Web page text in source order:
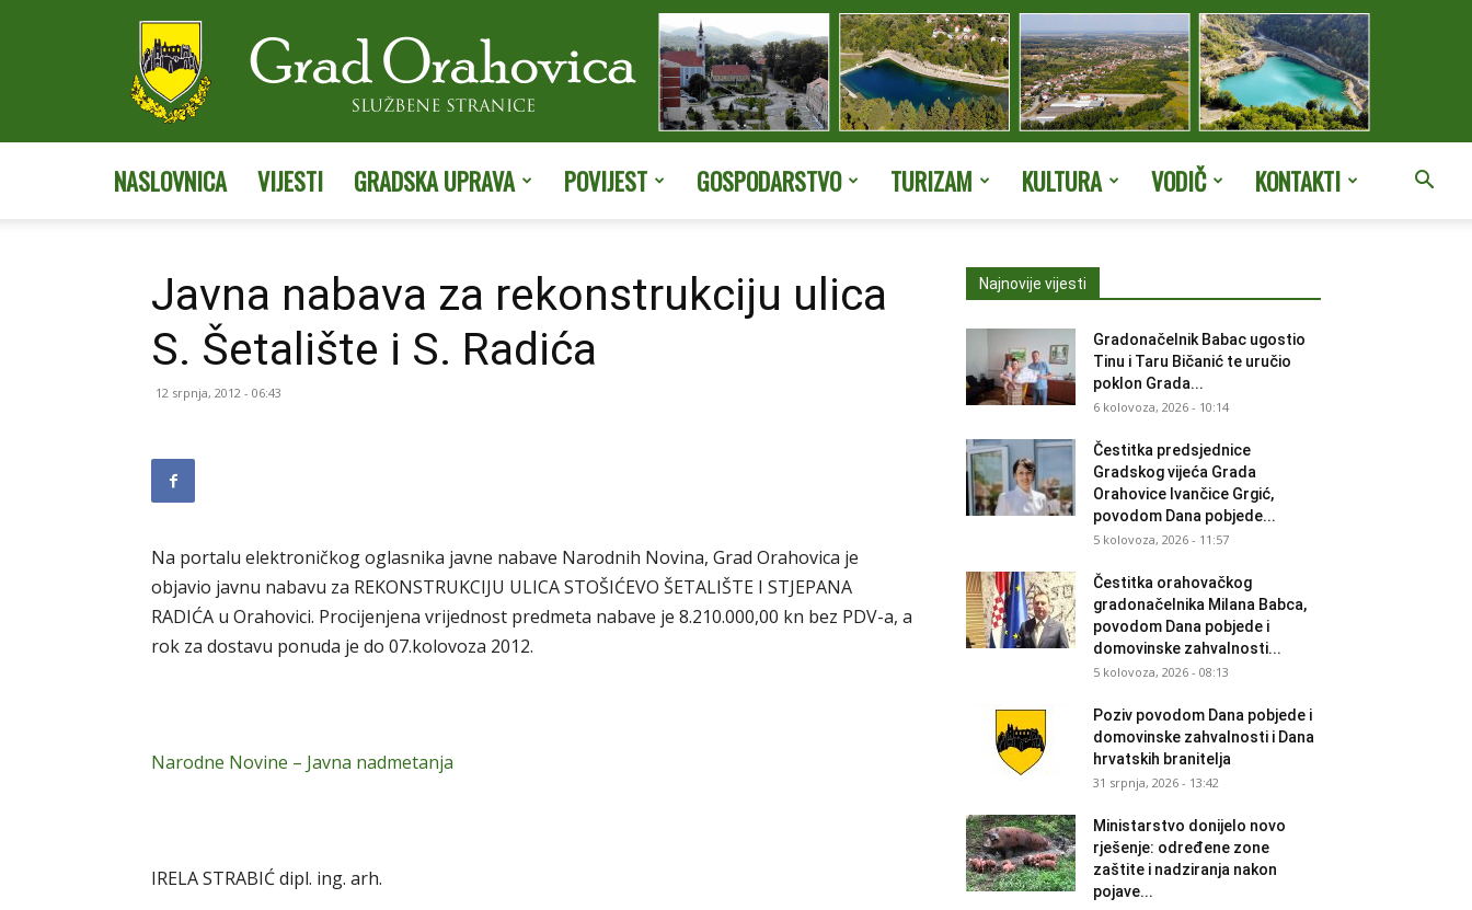
NASLOVNICA VIJESTI GRADSKA UPRAVA POVIJEST GOSPODARSTVO TURIZAM KULTURA VODIČ KONTAKTI
Javna nabava za rekonstrukciju ulica
S. Šetalište i S. Radića
12 srpnja, 2012 - 06:43
Na portalu elektroničkog oglasnika javne nabave Narodnih Novina, Grad Orahovica je
objavio javnu nabavu za REKONSTRUKCIJU ULICA STOŠIĆEVO ŠETALIŠTE I STJEPANA
RADIĆA u Orahovici. Procijenjena vrijednost predmeta nabave je 8.210.000,00 kn bez PDV-a, a
rok za dostavu ponuda je do 07.kolovoza 2012.
Narodne Novine – Javna nadmetanja
IRELA STRABIĆ dipl. ing. arh.
Najnovije vijesti
Gradonačelnik Babac ugostio
Tinu i Taru Bičanić te uručio
poklon Grada...
6 kolovoza, 2026 - 10:14
Čestitka predsjednice
Gradskog vijeća Grada
Orahovice Ivančice Grgić,
povodom Dana pobjede...
5 kolovoza, 2026 - 11:57
Čestitka orahovačkog
gradonačelnika Milana Babca,
povodom Dana pobjede i
domovinske zahvalnosti...
5 kolovoza, 2026 - 08:13
Poziv povodom Dana pobjede i
domovinske zahvalnosti i Dana
hrvatskih branitelja
31 srpnja, 2026 - 13:42
Ministarstvo donijelo novo
rješenje: određene zone
zaštite i nadziranja nakon
pojave...